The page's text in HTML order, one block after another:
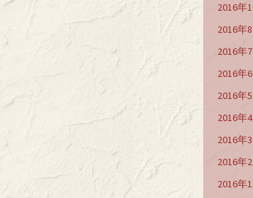
2016年
2016年
2016年
2016年
2016年
2016年
2016年
2016年
2016年